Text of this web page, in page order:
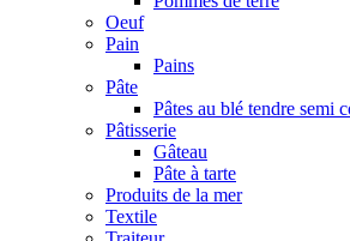
Oeuf
Pain
Pains
Pâte
Pâtes au blé tendre semi
Pâtisserie
Gâteau
Pâte à tarte
Produits de la mer
Textile